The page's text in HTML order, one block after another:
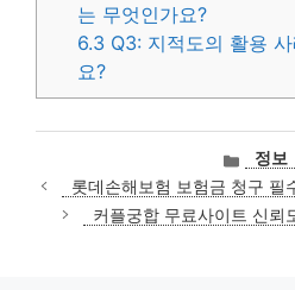
는 무엇인가요?
6.3 Q3: 지적도의 활용
요?
카
테
고
리
정보
롯데손해보험 보험금 청구 필
커플궁합 무료사이트 신뢰